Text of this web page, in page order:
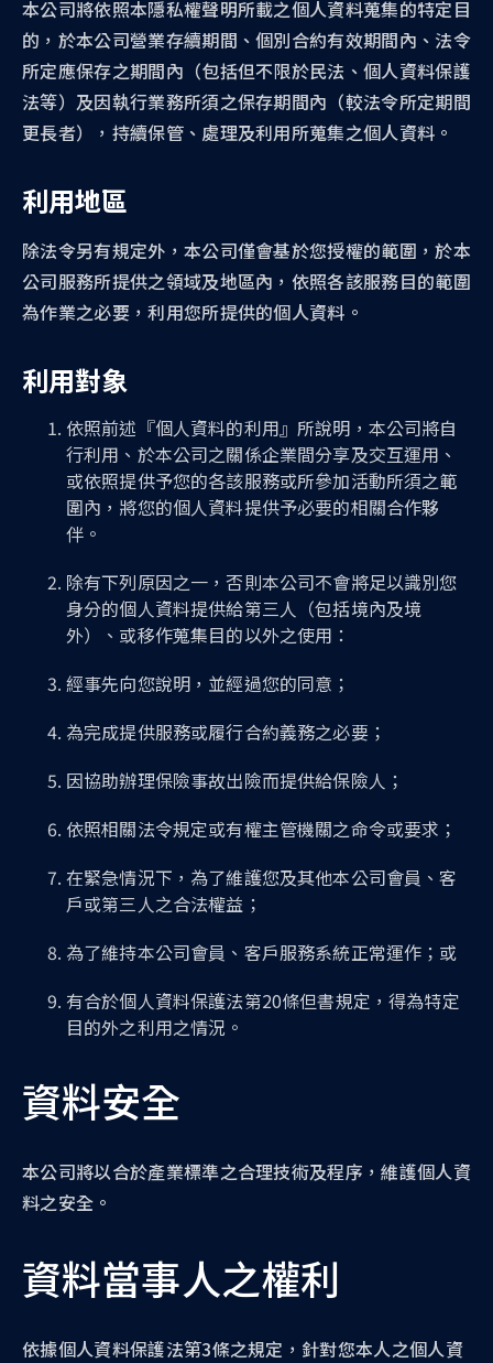
本公司將依照本隱私權聲明所載之個人資料蒐集的特定目
的，於本公司營業存續期間、個別合約有效期間內、法令
所定應保存之期間內（包括但不限於民法、個人資料保護
法等）及因執行業務所須之保存期間內（較法令所定期間
更長者），持續保管、處理及利用所蒐集之個人資料。
利用地區
除法令另有規定外，本公司僅會基於您授權的範圍，於本
公司服務所提供之領域及地區內，依照各該服務目的範圍
為作業之必要，利用您所提供的個人資料。
利用對象
依照前述『個人資料的利用』所說明，本公司將自
行利用、於本公司之關係企業間分享及交互運用、
或依照提供予您的各該服務或所參加活動所須之範
圍內，將您的個人資料提供予必要的相關合作夥
伴。
除有下列原因之一，否則本公司不會將足以識別您
身分的個人資料提供給第三人（包括境內及境
外）、或移作蒐集目的以外之使用：
經事先向您說明，並經過您的同意；
為完成提供服務或履行合約義務之必要；
因協助辦理保險事故出險而提供給保險人；
依照相關法令規定或有權主管機關之命令或要求；
在緊急情況下，為了維護您及其他本公司會員、客
戶或第三人之合法權益；
為了維持本公司會員、客戶服務系統正常運作；或
有合於個人資料保護法第20條但書規定，得為特定
目的外之利用之情況。
資料安全
本公司將以合於產業標準之合理技術及程序，維護個人資
料之安全。
資料當事人之權利
依據個人資料保護法第3條之規定，針對您本人之個人資